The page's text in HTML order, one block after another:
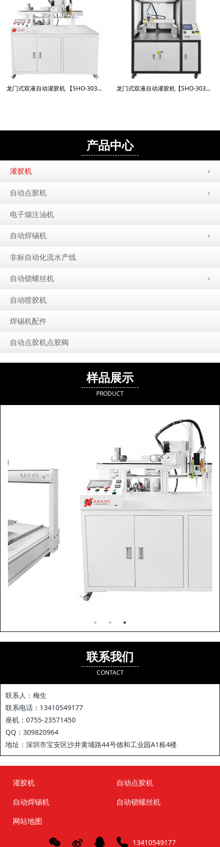
龙门式双液自动灌胶机 【SHO-3030X-951GJ-Q】 龙门式双液自动灌胶机【SHO-3030LL-5661GJQ】
产品中心
灌胶机
自动点胶机
电子烟注油机
自动焊锡机
非标自动化流水产线
自动锁螺丝机
自动喷胶机
焊锡机配件
自动点胶机点胶阀
样品展示
PRODUCT
联系我们
CONTACT
联系人：梅生
联系电话：13410549177
座机：0755-23571450
QQ：309820964
地址：深圳市宝安区沙井黄埔路44号德和工业园A1栋4楼
灌胶机
自动点胶机
自动焊锡机
自动锁螺丝机
网站地图
13410549177